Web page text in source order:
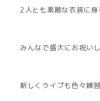
2人とも素敵な衣装に身
みんなで盛大にお祝い
新しくライブも色々練